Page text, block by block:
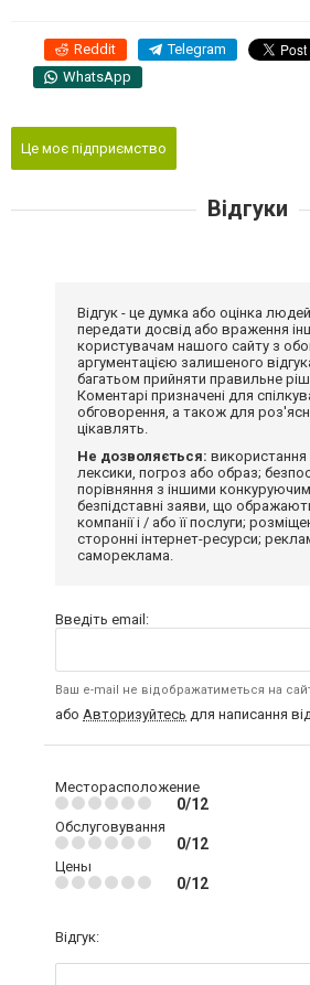
Reddit Telegram
WhatsApp
Це моє підприємство
Відгуки
Відгук - це думка або оцінка
передати досвід або враження
користувачам нашого сайту з
аргументацією залишеного
багатьом прийняти правильне
Коментарі призначені для
обговорення, а також для
цікавлять.
Не дозволяється:
лексики, погроз або образ;
порівняння з іншими
безпідставні заяви, що
компанії і / або її послуги;
сторонні інтернет-ресурси;
самореклама.
Введіть email:
Ваш e-mail не відображатиметься на
або Авторизуйтесь для написання
Месторасположение
0/12
Обслуговування
0/12
Цены
0/12
Відгук: